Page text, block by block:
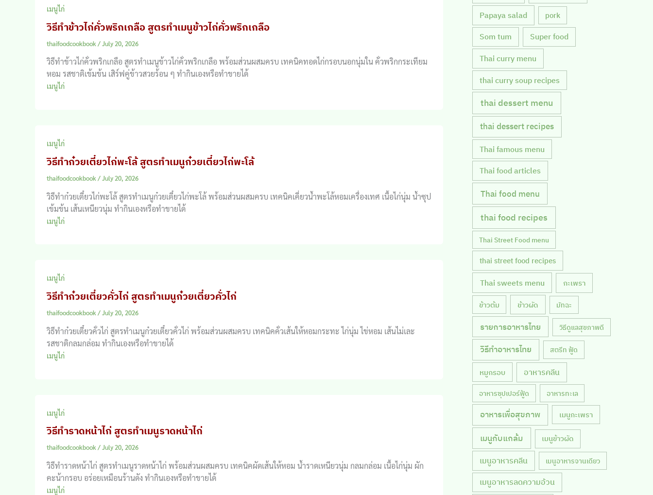
เมนูไก่
วิธีทำข้าวไก่คั่วพริกเกลือ สูตรทำเมนูข้าวไก่คั่วพริกเกลือ
thaifoodcookbook /July 20, 2026
วิธีทำข้าวไก่คั่วพริกเกลือ สูตรทำเมนูข้าวไก่คั่วพริกเกลือ พร้อมส่วนผสมครบ เทคนิคทอดไก่กรอบนอกนุ่มใน คั่วพริกกระเทียม
หอม รสชาติเข้มข้น เสิร์ฟคู่ข้าวสวยร้อน ๆ ทำกินเองหรือทำขายได้
เมนูไก่
เมนูไก่
วิธีทำก๋วยเตี๋ยวไก่พะโล้ สูตรทำเมนูก๋วยเตี๋ยวไก่พะโล้
thaifoodcookbook /July 20, 2026
วิธีทำก๋วยเตี๋ยวไก่พะโล้ สูตรทำเมนูก๋วยเตี๋ยวไก่พะโล้ พร้อมส่วนผสมครบ เทคนิคเคี่ยวน้ำพะโล้หอมเครื่องเทศ เนื้อไก่นุ่ม น้ำซุป
เข้มข้น เส้นเหนียวนุ่ม ทำกินเองหรือทำขายได้
เมนูไก่
เมนูไก่
วิธีทำก๋วยเตี๋ยวคั่วไก่ สูตรทำเมนูก๋วยเตี๋ยวคั่วไก่
thaifoodcookbook /July 20, 2026
วิธีทำก๋วยเตี๋ยวคั่วไก่ สูตรทำเมนูก๋วยเตี๋ยวคั่วไก่ พร้อมส่วนผสมครบ เทคนิคคั่วเส้นให้หอมกระทะ ไก่นุ่ม ไข่หอม เส้นไม่เละ
รสชาติกลมกล่อม ทำกินเองหรือทำขายได้
เมนูไก่
เมนูไก่
วิธีทำราดหน้าไก่ สูตรทำเมนูราดหน้าไก่
thaifoodcookbook /July 20, 2026
วิธีทำราดหน้าไก่ สูตรทำเมนูราดหน้าไก่ พร้อมส่วนผสมครบ เทคนิคผัดเส้นให้หอม น้ำราดเหนียวนุ่ม กลมกล่อม เนื้อไก่นุ่ม ผัก
คะน้ากรอบ อร่อยเหมือนร้านดัง ทำกินเองหรือทำขายได้
เมนูไก่
Papaya salad pork
Som tum Super food
Thai curry menu
thai curry soup recipes
thai dessert menu
thai dessert recipes
Thai famous menu
Thai food articles
Thai food menu
thai food recipes
Thai Street Food menu
thai street food recipes
Thai sweets menu กะเพรา
ข้าวต้ม ข้าวผัด มัทฉะ
รายการอาหารไทย วิธีดูแลสุขภาพดี
วิธีทำอาหารไทย สตรีท ฟู้ด
หมูกรอบ อาหารคลีน
อาหารซุปเปอร์ฟู้ด อาหารทะเล
อาหารเพื่อสุขภาพ เมนูกะเพรา
เมนูกับแกล้ม เมนูข้าวผัด
เมนูอาหารคลีน เมนูอาหารจานเดียว
เมนูอาหารลดความอ้วน